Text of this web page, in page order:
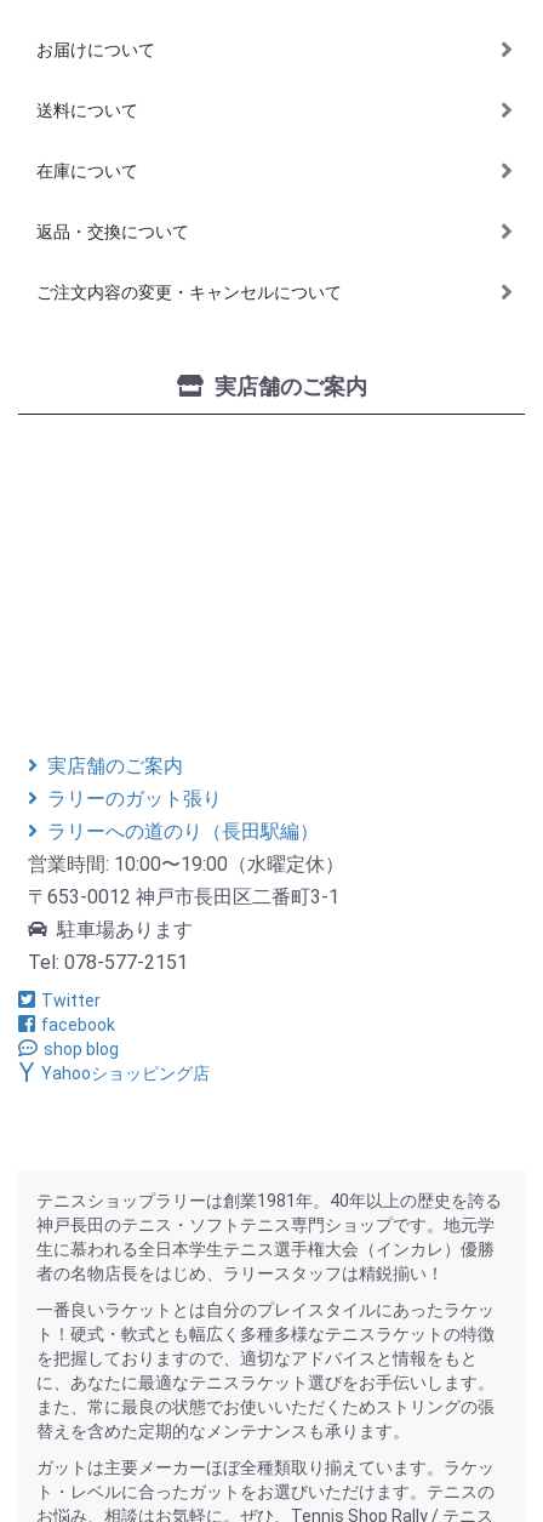
お届けについて
送料について
在庫について
返品・交換について
ご注文内容の変更・キャンセルについて
実店舗のご案内
実店舗のご案内
ラリーのガット張り
ラリーへの道のり（長田駅編）
営業時間: 10:00〜19:00（水曜定休）
〒653-0012 神戸市長田区二番町3-1
駐車場あります
Tel: 078-577-2151
Twitter
facebook
shop blog
Yahooショッピング店
テニスショップラリーは創業1981年。40年以上の歴史を誇る
神戸長田のテニス・ソフトテニス専門ショップです。地元学
生に慕われる全日本学生テニス選手権大会（インカレ）優勝
者の名物店長をはじめ、ラリースタッフは精鋭揃い！
一番良いラケットとは自分のプレイスタイルにあったラケッ
ト！硬式・軟式とも幅広く多種多様なテニスラケットの特徴
を把握しておりますので、適切なアドバイスと情報をもと
に、あなたに最適なテニスラケット選びをお手伝いします。
また、常に最良の状態でお使いいただくためストリングの張
替えを含めた定期的なメンテナンスも承ります。
ガットは主要メーカーほぼ全種類取り揃えています。ラケッ
ト・レベルに合ったガットをお選びいただけます。テニスの
お悩み、相談はお気軽に。ぜひ、Tennis Shop Rally / テニス